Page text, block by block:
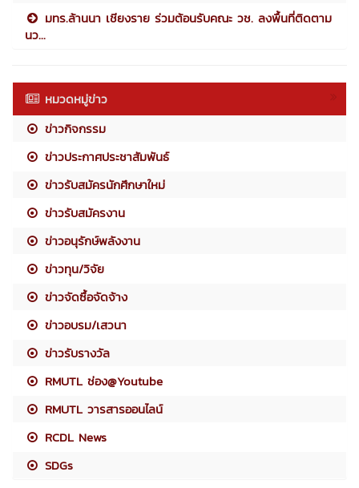
มทร.ล้านนา เชียงราย ร่วมต้อนรับคณะ วช. ลงพื้นที่ติดตาม
นว...
หมวดหมู่ข่าว
ข่าวกิจกรรม
ข่าวประกาศประชาสัมพันธ์
ข่าวรับสมัครนักศึกษาใหม่
ข่าวรับสมัครงาน
ข่าวอนุรักษ์พลังงาน
ข่าวทุน/วิจัย
ข่าวจัดซื้อจัดจ้าง
ข่าวอบรม/เสวนา
ข่าวรับรางวัล
RMUTL ช่อง@Youtube
RMUTL วารสารออนไลน์
RCDL News
SDGs